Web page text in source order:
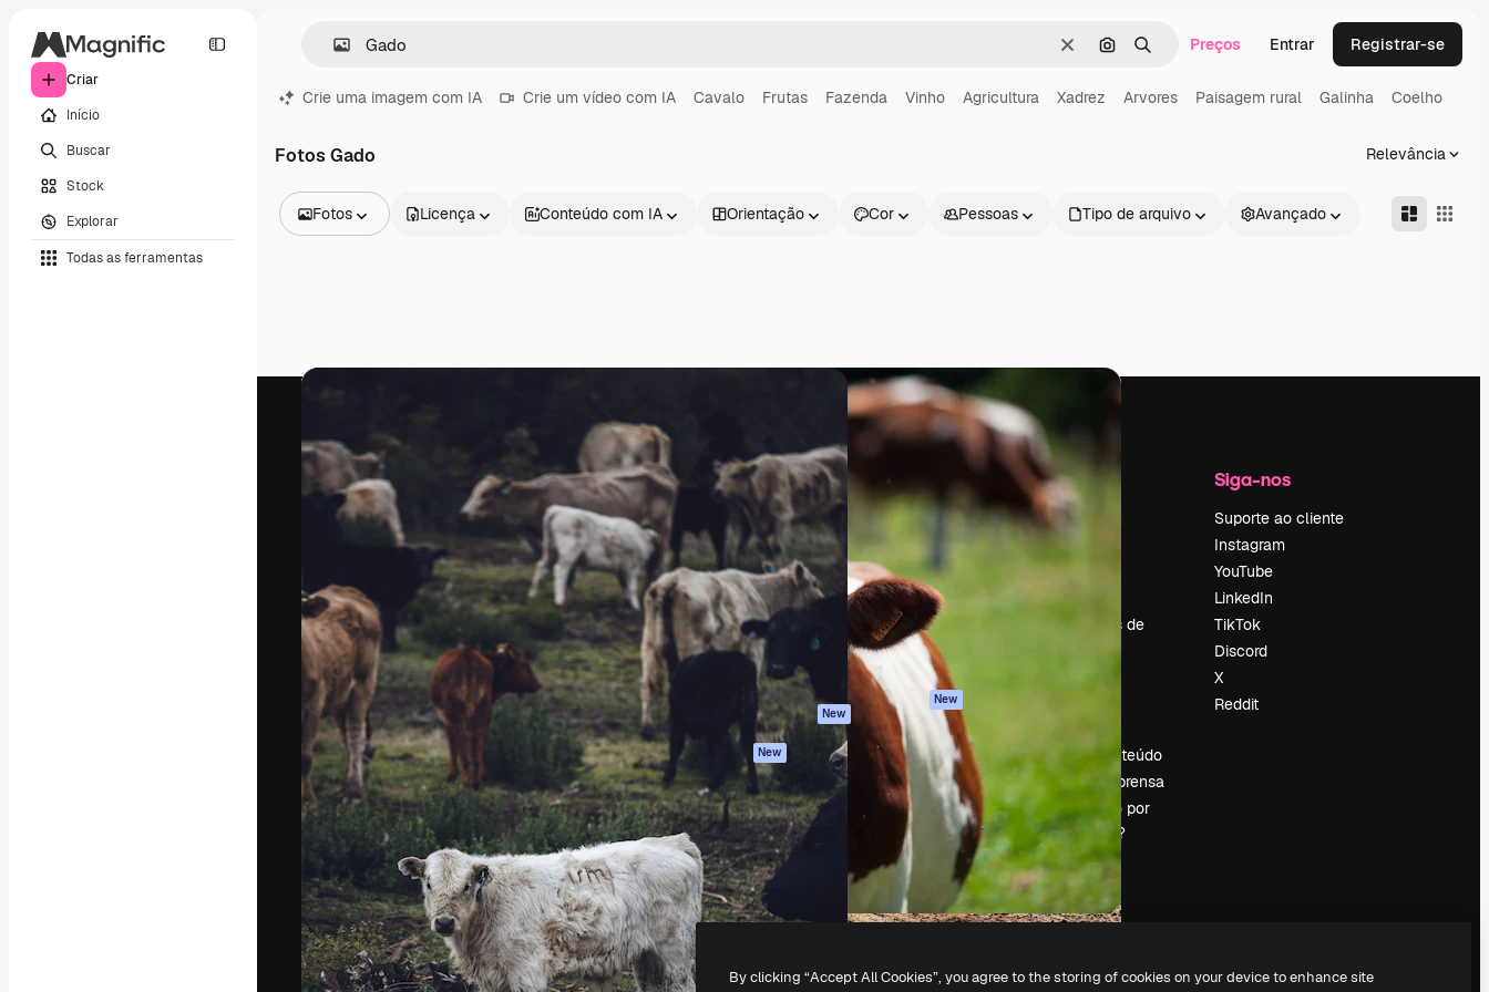
Criar
Início
Buscar
Stock
Explorar
Todas as ferramentas
LimparPesquisar por imagem
BuscarPreços Entrar Registrar-se
Crie uma imagem com IA Crie um vídeo com IA Cavalo Frutas Fazenda Vinho Agricultura Xadrez Arvores Paisagem rural Galinha Coelho
Fotos Gado Relevância
Fotos
Vídeos
Modelos de vídeos
Ícones
Modelos 3D
Fontes
Licença Conteúdo com IA Orientação Cor Pessoas Tipo de arquivo Avançado
A plataforma criativa para você direcionar
seu melhor trabalho. Mais de 1 milhão de
assinantes entre criativos, empresas,
agências e estúdios.
Português
Produtos
Spaces
Assistente de IA
Gerador de
imagens
Gerador de vídeos
Texto para voz
Conteúdo de stock
MCP para
Claude/ChatGPT
New
New
App móvel
Todas as
ferramentas
Começar
Academy
Documentação
Atendimento
Termos e
condições
Política de
privacidade
Originais
New
Política de cookies
Central de
confiabilidade
Afiliados
Empresas
Empresa
Preços
Sobre nós
Reviews
Emprego
Tendências de
Slidesgo
Vender conteúdo
Sala de imprensa
Procurando por
magnific.ai?
Siga-nos
Suporte ao cliente
Instagram
YouTube
LinkedIn
TikTok
Discord
X
Reddit
Copyright © 2010-2026Freepik Company S.L.U. Todos os direitos reservados.
By clicking “Accept All Cookies”, you agree to the storing of cookies on your device to enhance site